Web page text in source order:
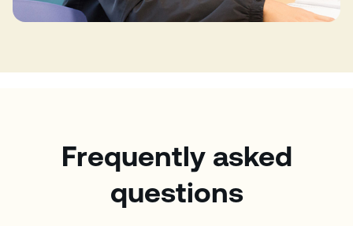
Frequently asked
questions